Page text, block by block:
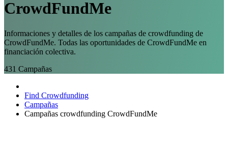
CrowdFundMe
Informaciones y detalles de los campañas de crowdfunding de
CrowdFundMe. Todas las oportunidades de CrowdFundMe en
financiación colectiva.
431 Campañas
Find Crowdfunding
Campañas
Campañas crowdfunding CrowdFundMe